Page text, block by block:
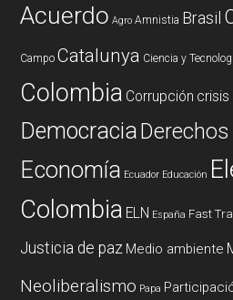
Acuerdo Agro Amnistia Brasil
Campo Catalunya Ciencia y
Colombia Corrupción crisis
Democracia
Economía Ecuador Educación
Colombia ELN España Fast
Justicia de paz Medio ambiente
Neoliberalismo Papa